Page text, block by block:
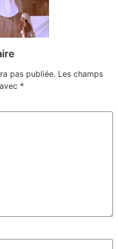
pas publiée. Les champs
*